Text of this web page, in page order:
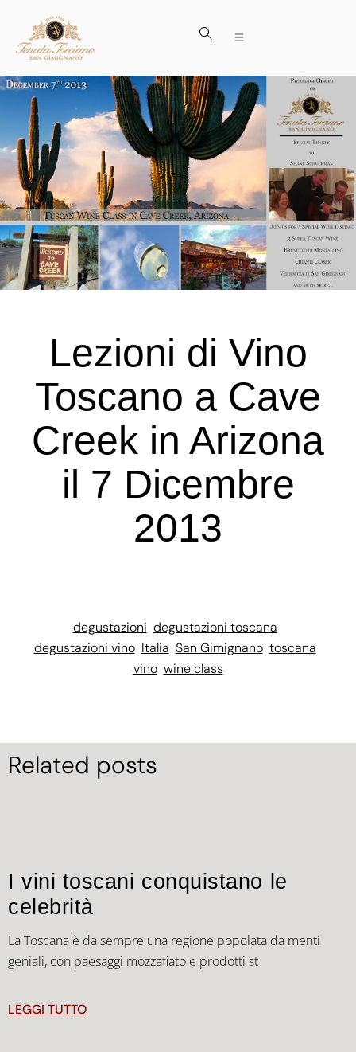
Lezioni di Vino
Toscano a Cave
Creek in Arizona
il 7 Dicembre
2013
degustazioni degustazioni toscana
degustazioni vino Italia San Gimignano toscana
vino wine class
Related posts
I vini toscani conquistano le
celebrità
La Toscana è da sempre una regione popolata da menti
geniali, con paesaggi mozzafiato e prodotti st
LEGGI TUTTO